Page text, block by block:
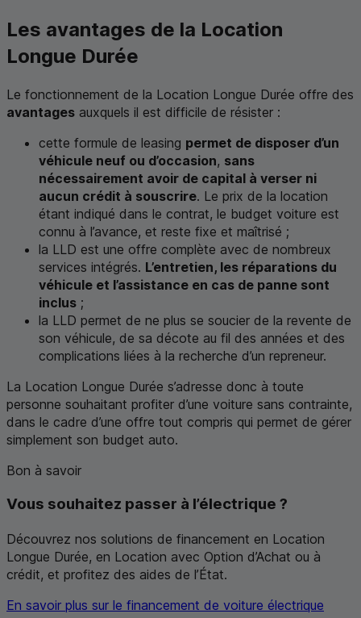
Les avantages de la Location
Longue Durée
Le fonctionnement de la Location Longue Durée offre des
avantages auxquels il est difficile de résister :
cette formule de leasing permet de disposer d’un
véhicule neuf ou d’occasion, sans
nécessairement avoir de capital à verser ni
aucun crédit à souscrire. Le prix de la location
étant indiqué dans le contrat, le budget voiture est
connu à l’avance, et reste fixe et maîtrisé ;
la LLD est une offre complète avec de nombreux
services intégrés. L’entretien, les réparations du
véhicule et l’assistance en cas de panne sont
inclus ;
la LLD permet de ne plus se soucier de la revente de
son véhicule, de sa décote au fil des années et des
complications liées à la recherche d’un repreneur.
La Location Longue Durée s’adresse donc à toute
personne souhaitant profiter d’une voiture sans contrainte,
dans le cadre d’une offre tout compris qui permet de gérer
simplement son budget auto.
Bon à savoir
Vous souhaitez passer à l’électrique ?
Découvrez nos solutions de financement en Location
Longue Durée, en Location avec Option d’Achat ou à
crédit, et profitez des aides de l’État.
En savoir plus sur le financement de voiture électrique